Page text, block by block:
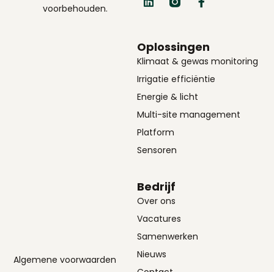
Oplossingen
Klimaat & gewas monitoring
Irrigatie efficiëntie
Energie & licht
Multi-site management
Platform
Sensoren
Bedrijf
Over ons
Vacatures
Samenwerken
Nieuws
voorbehouden.
Algemene voorwaarden